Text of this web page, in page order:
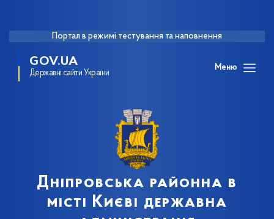
Портал в режимі тестування та наповнення
GOV.UA
Державні сайти України
Меню
Дніпровська районна в
місті Києві державна